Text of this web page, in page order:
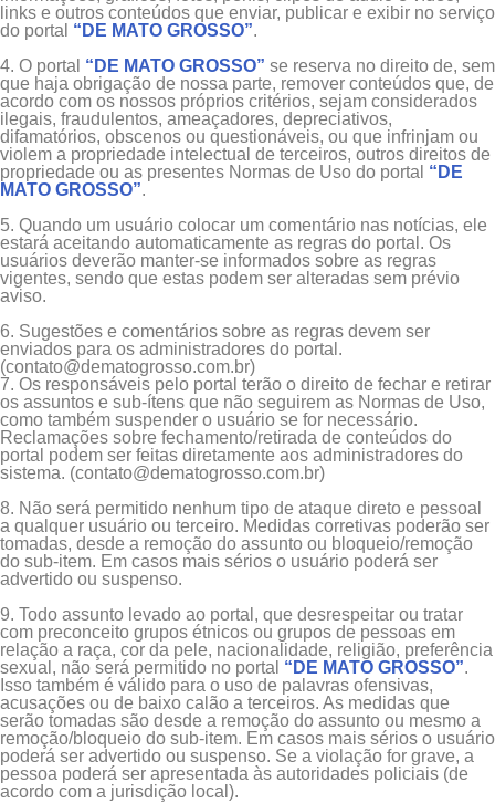
links e outros conteúdos que enviar, publicar e exibir no serviço
do portal “DE MATO GROSSO”.
4. O portal “DE MATO GROSSO” se reserva no direito de, sem
que haja obrigação de nossa parte, remover conteúdos que, de
acordo com os nossos próprios critérios, sejam considerados
ilegais, fraudulentos, ameaçadores, depreciativos,
difamatórios, obscenos ou questionáveis, ou que infrinjam ou
violem a propriedade intelectual de terceiros, outros direitos de
propriedade ou as presentes Normas de Uso do portal “DE
MATO GROSSO”.
5. Quando um usuário colocar um comentário nas notícias, ele
estará aceitando automaticamente as regras do portal. Os
usuários deverão manter-se informados sobre as regras
vigentes, sendo que estas podem ser alteradas sem prévio
aviso.
6. Sugestões e comentários sobre as regras devem ser
enviados para os administradores do portal.
(contato@dematogrosso.com.br)
7. Os responsáveis pelo portal terão o direito de fechar e retirar
os assuntos e sub-ítens que não seguirem as Normas de Uso,
como também suspender o usuário se for necessário.
Reclamações sobre fechamento/retirada de conteúdos do
portal podem ser feitas diretamente aos administradores do
sistema. (contato@dematogrosso.com.br)
8. Não será permitido nenhum tipo de ataque direto e pessoal
a qualquer usuário ou terceiro. Medidas corretivas poderão ser
tomadas, desde a remoção do assunto ou bloqueio/remoção
do sub-item. Em casos mais sérios o usuário poderá ser
advertido ou suspenso.
9. Todo assunto levado ao portal, que desrespeitar ou tratar
com preconceito grupos étnicos ou grupos de pessoas em
relação a raça, cor da pele, nacionalidade, religião, preferência
sexual, não será permitido no portal “DE MATO GROSSO”.
Isso também é válido para o uso de palavras ofensivas,
acusações ou de baixo calão a terceiros. As medidas que
serão tomadas são desde a remoção do assunto ou mesmo a
remoção/bloqueio do sub-item. Em casos mais sérios o usuário
poderá ser advertido ou suspenso. Se a violação for grave, a
pessoa poderá ser apresentada às autoridades policiais (de
acordo com a jurisdição local).